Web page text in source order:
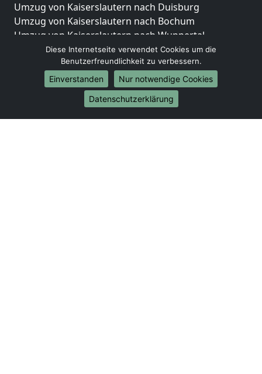
Umzug von Kaiserslautern nach Duisburg
Umzug von Kaiserslautern nach Bochum
Umzug von Kaiserslautern nach Wuppertal
Umzug von Kaiserslautern nach Bielefeld
Umzug von Kaiserslautern nach Bonn
Umzug von Kaiserslautern nach Münster
Internationale-Umzüge
Umzug von Kaiserslautern nach Brasilien
Diese Internetseite verwendet Cookies um die
Benutzerfreundlichkeit zu verbessern.
Einverstanden
Nur notwendige Cookies
Datenschutzerklärung